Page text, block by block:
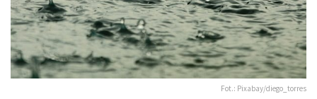
Fot.: Pixabay/diego_torres